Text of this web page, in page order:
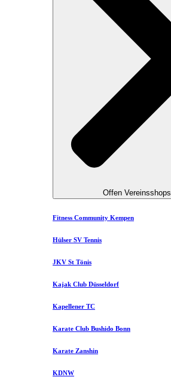
Offen Vereinsshops
Fitness Community Kempen
Hülser SV Tennis
JKV St Tönis
Kajak Club Düsseldorf
Kapellener TC
Karate Club Bushido Bonn
Karate Zanshin
KDNW